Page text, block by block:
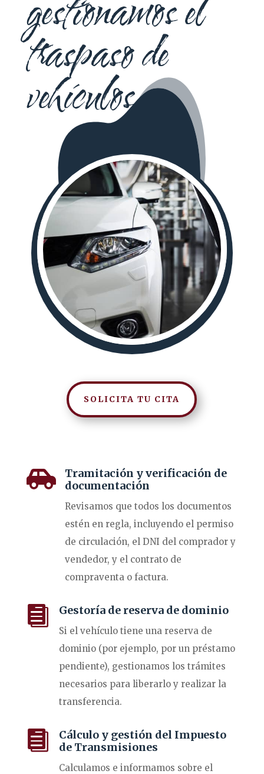
gestionamos el
traspaso de
vehículos
SOLICITA TU CITA

Tramitación y verificación de
documentación
Revisamos que todos los documentos
estén en regla, incluyendo el permiso
de circulación, el DNI del comprador y
vendedor, y el contrato de
compraventa o factura.
 Gestoría de reserva de dominio
Si el vehículo tiene una reserva de
dominio (por ejemplo, por un préstamo
pendiente), gestionamos los trámites
necesarios para liberarlo y realizar la
transferencia.

Cálculo y gestión del Impuesto
de Transmisiones
Calculamos e informamos sobre el